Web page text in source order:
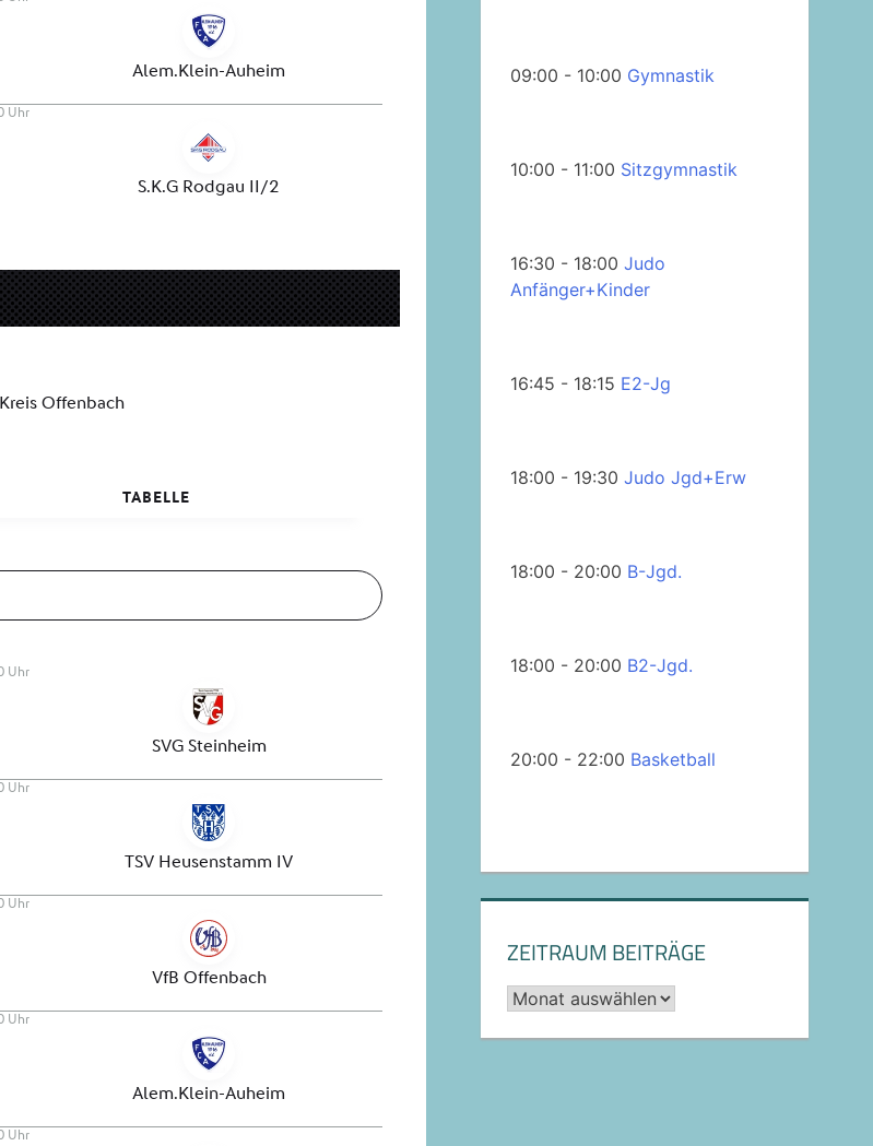
09:00 - 10:00 Gymnastik
10:00 - 11:00 Sitzgymnastik
16:30 - 18:00 Judo
Anfänger+Kinder
16:45 - 18:15 E2-Jg
18:00 - 19:30 Judo Jgd+Erw
18:00 - 20:00 B-Jgd.
18:00 - 20:00 B2-Jgd.
20:00 - 22:00 Basketball
ZEITRAUM BEITRÄGE
Archiv